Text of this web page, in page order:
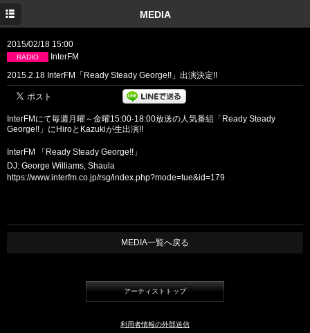
MEDIA
2015/02/18 15:00
RADIO
InterFM
2015.2.18 InterFM「Ready Steady George!!」出演決定!!
InterFMにて毎週月曜～金曜15:00-18:00放送の人気番組「Ready Steady
George!!」にHiroとKazukiが生出演!!
InterFM 「Ready Steady George!!」
DJ: George Williams, Shaula
https://www.interfm.co.jp/rsg/index.php?mode=tue&id=179
MEDIA一覧へ戻る
アーティストトップ
利用者情報の外部送信
INFORMATION
SHOW
DISC
PROFILE
GOODS
TWITTER